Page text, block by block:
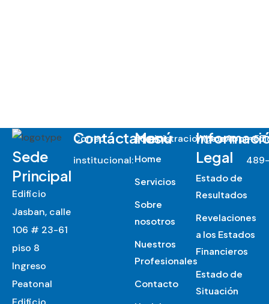
Sede
Principal
Edificio
Jasban, calle
106 # 23-61
piso 8
Ingreso
Peatonal
Contáctanos
Correo
institucional:
WhatsApp:
Menú
Home
Servicios
Sobre
nosotros
Nuestros
Profesionales
Contacto
Legal
Estado de
Resultados
Revelaciones
a los Estados
Financieros
Estado de
Situación